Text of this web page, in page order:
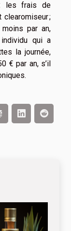
les frais de
;
par an,
qui a
la journée,
€ par an, s’il